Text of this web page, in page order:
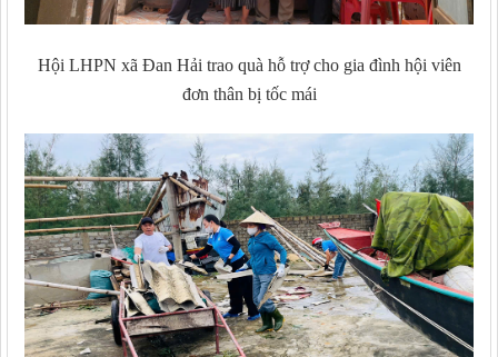
Hội LHPN xã Đan Hải trao quà hỗ trợ cho gia đình hội viên
đơn thân bị tốc mái